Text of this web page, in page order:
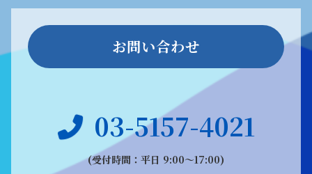
お問い合わせ
03-5157-4021
(受付時間：平日 9:00〜17:00)